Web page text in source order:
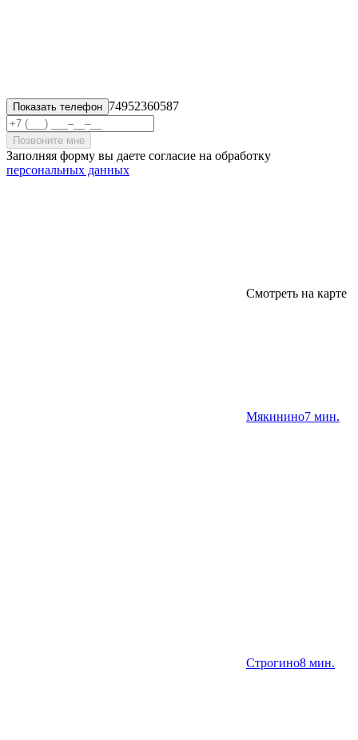
Показать телефон 74952360587
Позвоните мне
Заполняя форму вы даете согласие на обработку
персональных данных
Смотреть на карте
Мякинино7 мин.
Строгино8 мин.